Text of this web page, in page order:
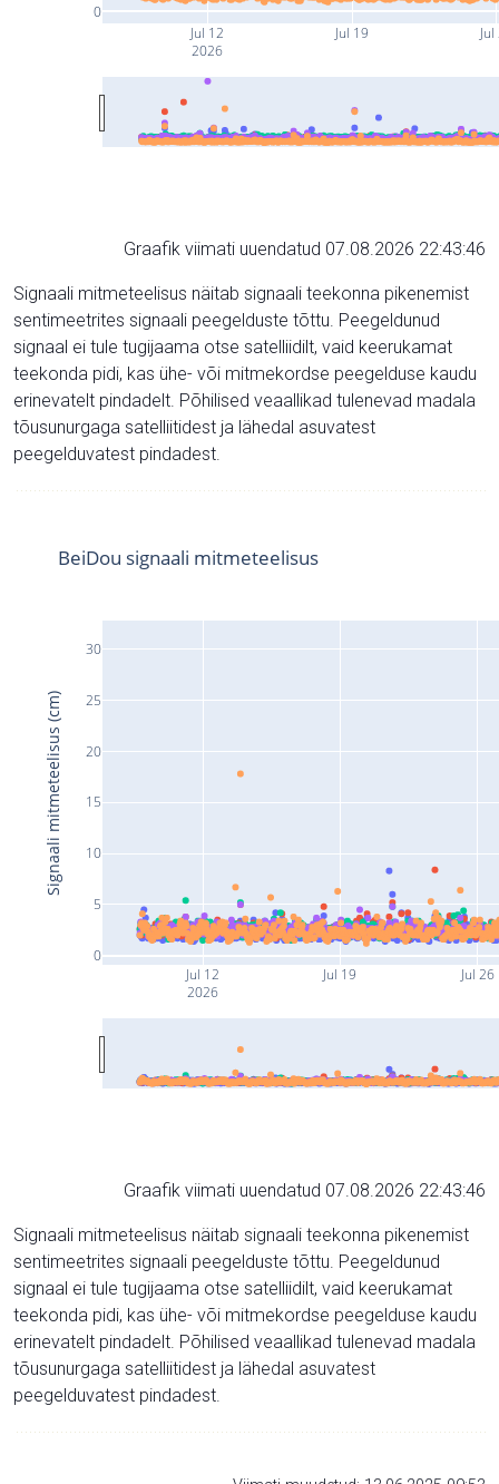
Jul 12
2026
Jul 19
0
Graafik viimati uuendatud 07.08.2026 22:43:46
Signaali mitmeteelisus näitab signaali teekonna pikenemist
sentimeetrites signaali peegelduste tõttu. Peegeldunud
signaal ei tule tugijaama otse satelliidilt, vaid keerukamat
teekonda pidi, kas ühe- või mitmekordse peegelduse kaudu
erinevatelt pindadelt. Põhilised veaallikad tulenevad madala
tõusunurgaga satelliitidest ja lähedal asuvatest
peegelduvatest pindadest.
Jul 12
2026
Jul 19 Jul 26
0
5
10
15
20
25
30
BeiDou signaali mitmeteelisus
Signaali mitmeteelisus (cm)
Graafik viimati uuendatud 07.08.2026 22:43:46
Signaali mitmeteelisus näitab signaali teekonna pikenemist
sentimeetrites signaali peegelduste tõttu. Peegeldunud
signaal ei tule tugijaama otse satelliidilt, vaid keerukamat
teekonda pidi, kas ühe- või mitmekordse peegelduse kaudu
erinevatelt pindadelt. Põhilised veaallikad tulenevad madala
tõusunurgaga satelliitidest ja lähedal asuvatest
peegelduvatest pindadest.